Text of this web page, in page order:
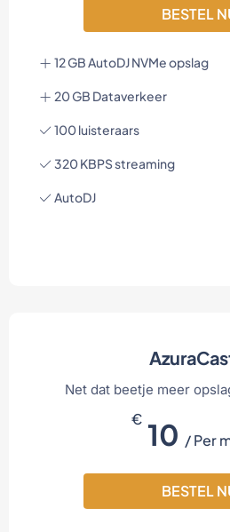
BESTEL
12 GB AutoDJ NVMe opslag
20 GB Dataverkeer
100 luisteraars
320 KBPS streaming
AutoDJ
Net dat beetje meer
€ 10 / Per
BESTEL